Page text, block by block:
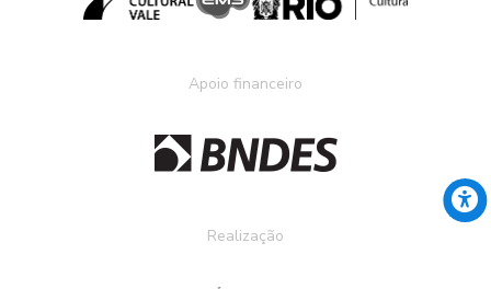
Apoio financeiro
Realização